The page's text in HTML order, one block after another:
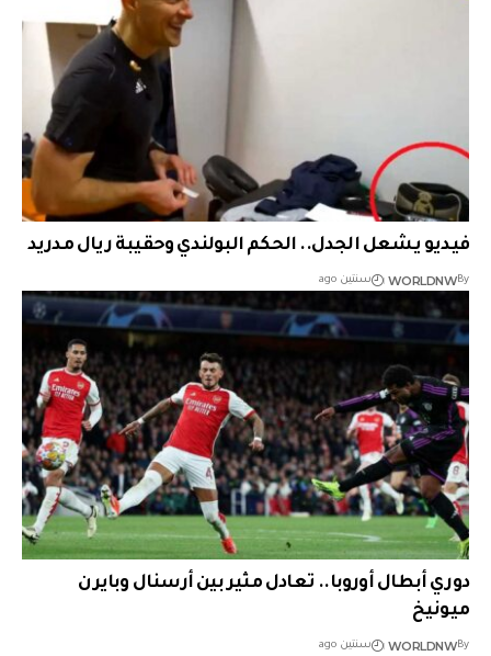
فيديو يشعل الجدل.. الحكم البولندي وحقيبة ريال مدريد
By
WORLDNW سنتين ago
دوري أبطال أوروبا.. تعادل مثير بين أرسنال وبايرن
ميونيخ
By
WORLDNW سنتين ago